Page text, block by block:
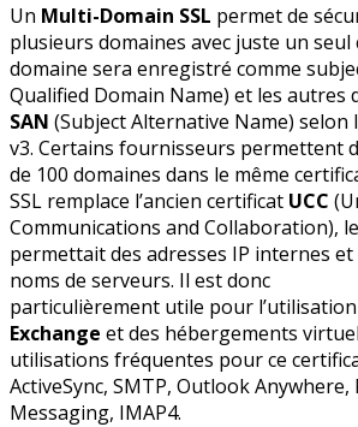
Un Multi-Domain SSL permet de
plusieurs domaines avec juste un seul
domaine sera enregistré comme
Qualified Domain Name) et les autres
SAN (Subject Alternative Name) selon
v3. Certains fournisseurs permettent
de 100 domaines dans le même
SSL remplace l’ancien certificat UCC
Communications and Collaboration),
permettait des adresses IP internes et
noms de serveurs. Il est donc
particulièrement utile pour
Exchange et des hébergements
utilisations fréquentes pour ce
ActiveSync, SMTP, Outlook Anywhere,
Messaging, IMAP4.